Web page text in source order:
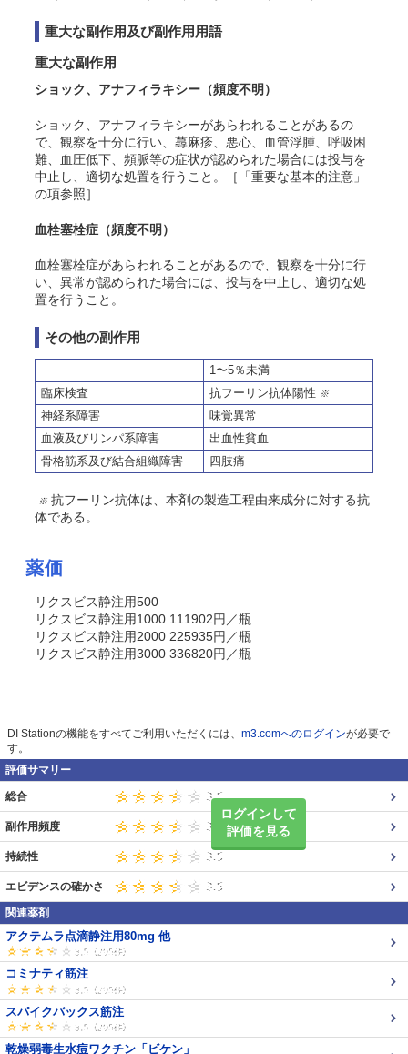
重大な副作用及び副作用用語
重大な副作用
ショック、アナフィラキシー（頻度不明）
ショック、アナフィラキシーがあらわれることがあるの
で、観察を十分に行い、蕁麻疹、悪心、血管浮腫、呼吸困
難、血圧低下、頻脈等の症状が認められた場合には投与を
中止し、適切な処置を行うこと。［「重要な基本的注意」
の項参照］
血栓塞栓症（頻度不明）
血栓塞栓症があらわれることがあるので、観察を十分に行
い、異常が認められた場合には、投与を中止し、適切な処
置を行うこと。
その他の副作用
1〜5％未満
臨床検査
抗フーリン抗体陽性 ※
神経系障害
味覚異常
血液及びリンパ系障害
出血性貧血
骨格筋系及び結合組織障害
四肢痛
※ 抗フーリン抗体は、本剤の製造工程由来成分に対する抗
体である。
薬価
リクスビス静注用500
リクスビス静注用1000 111902円／瓶
リクスビス静注用2000 225935円／瓶
リクスビス静注用3000 336820円／瓶
DI Stationの機能をすべてご利用いただくには、 m3.comへのログインが必要で
す。
評価サマリー
ログインして
評価を見る
総合
副作用頻度
持続性
エビデンスの確かさ
関連薬剤
アクテムラ点滴静注用80mg 他
コミナティ筋注
スパイクバックス筋注
乾燥弱毒生水痘ワクチン「ビケン」